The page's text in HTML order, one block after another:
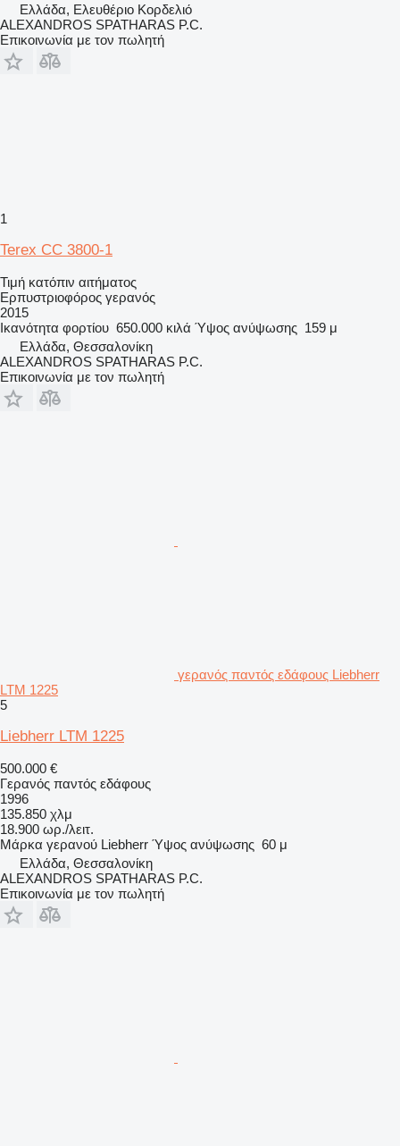
Ελλάδα, Ελευθέριο Κορδελιό
ALEXANDROS SPATHARAS P.C.
Επικοινωνία με τον πωλητή
1
Terex CC 3800-1
Τιμή κατόπιν αιτήματος
Ερπυστριοφόρος γερανός
2015
Ικανότητα φορτίου 650.000 κιλά Ύψος ανύψωσης 159 μ
Ελλάδα, Θεσσαλονίκη
ALEXANDROS SPATHARAS P.C.
Επικοινωνία με τον πωλητή
γερανός παντός εδάφους Liebherr
LTM 1225
5
Liebherr LTM 1225
500.000 €
Γερανός παντός εδάφους
1996
135.850 χλμ
18.900 ωρ./λειτ.
Μάρκα γερανού Liebherr Ύψος ανύψωσης 60 μ
Ελλάδα, Θεσσαλονίκη
ALEXANDROS SPATHARAS P.C.
Επικοινωνία με τον πωλητή